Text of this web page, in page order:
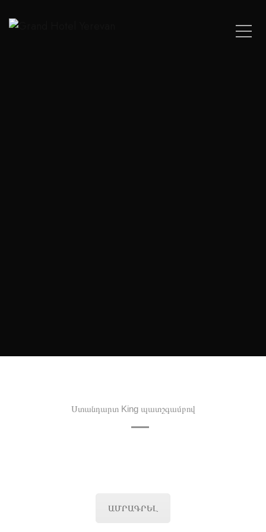
Ստանդարտ King պատշգամբով
ԱՄՐԱԳՐԵԼ